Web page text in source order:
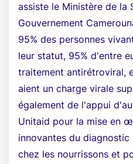
assiste le Ministère de la
Gouvernement
95% des personnes
leur statut, 95% d'entre
traitement antirétroviral,
aient un charge virale
également de l'appui
Unitaid pour la mise en
innovantes du
chez les nourrissons et